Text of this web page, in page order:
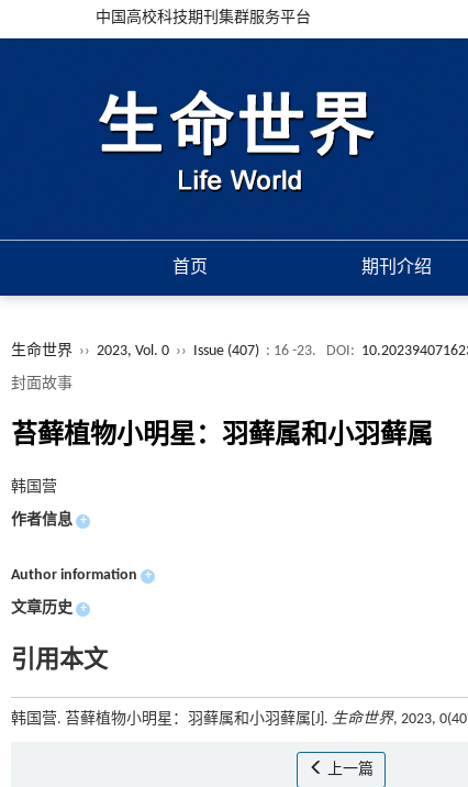
中国高校科技期刊集群服务平台
首页 期刊介绍
生命世界 ›› 2023, Vol. 0 ›› Issue (407) : 16 -23. DOI:
封面故事
苔藓植物小明星：羽藓属和小羽藓属
韩国营
作者信息 +
Author information +
文章历史 +
引用本文
韩国营. 苔藓植物小明星：羽藓属和小羽藓属[J]. 生命世界, 2023,
上一篇